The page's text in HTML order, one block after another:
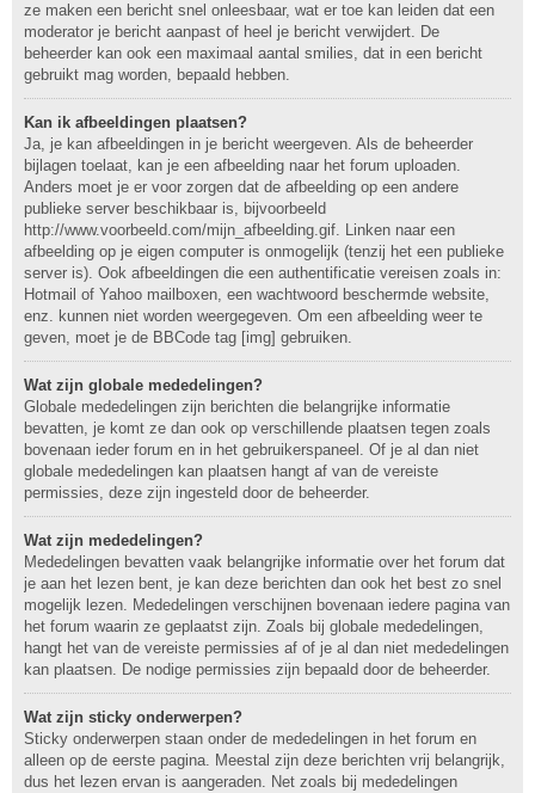
ze maken een bericht snel onleesbaar, wat er toe kan leiden dat een
moderator je bericht aanpast of heel je bericht verwijdert. De
beheerder kan ook een maximaal aantal smilies, dat in een bericht
gebruikt mag worden, bepaald hebben.
Kan ik afbeeldingen plaatsen?
Ja, je kan afbeeldingen in je bericht weergeven. Als de beheerder
bijlagen toelaat, kan je een afbeelding naar het forum uploaden.
Anders moet je er voor zorgen dat de afbeelding op een andere
publieke server beschikbaar is, bijvoorbeeld
http://www.voorbeeld.com/mijn_afbeelding.gif. Linken naar een
afbeelding op je eigen computer is onmogelijk (tenzij het een publieke
server is). Ook afbeeldingen die een authentificatie vereisen zoals in:
Hotmail of Yahoo mailboxen, een wachtwoord beschermde website,
enz. kunnen niet worden weergegeven. Om een afbeelding weer te
geven, moet je de BBCode tag [img] gebruiken.
Wat zijn globale mededelingen?
Globale mededelingen zijn berichten die belangrijke informatie
bevatten, je komt ze dan ook op verschillende plaatsen tegen zoals
bovenaan ieder forum en in het gebruikerspaneel. Of je al dan niet
globale mededelingen kan plaatsen hangt af van de vereiste
permissies, deze zijn ingesteld door de beheerder.
Wat zijn mededelingen?
Mededelingen bevatten vaak belangrijke informatie over het forum dat
je aan het lezen bent, je kan deze berichten dan ook het best zo snel
mogelijk lezen. Mededelingen verschijnen bovenaan iedere pagina van
het forum waarin ze geplaatst zijn. Zoals bij globale mededelingen,
hangt het van de vereiste permissies af of je al dan niet mededelingen
kan plaatsen. De nodige permissies zijn bepaald door de beheerder.
Wat zijn sticky onderwerpen?
Sticky onderwerpen staan onder de mededelingen in het forum en
alleen op de eerste pagina. Meestal zijn deze berichten vrij belangrijk,
dus het lezen ervan is aangeraden. Net zoals bij mededelingen